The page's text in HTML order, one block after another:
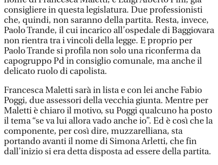
consigliere in questa legislatura. Due professionisti
che, quindi, non saranno della partita. Resta, invece,
Paolo Trande, il cui incarico all’ospedale di Baggiovara
non rientra tra i vincoli della legge. E proprio per
Paolo Trande si profila non solo una riconferma da
capogruppo Pd in consiglio comunale, ma anche il
delicato ruolo di capolista.
Francesca Maletti sarà in lista e con lei anche Fabio
Poggi, due assessori della vecchia giunta. Mentre per
Maletti è chiaro il motivo, su Poggi qualcuno ha posto
il tema “se va lui allora vado anche io”. Ed è così che la
componente, per così dire, muzzarelliana, sta
portando avanti il nome di Simona Arletti, che fin
dall’inizio si era detta disposta ad essere della partita.